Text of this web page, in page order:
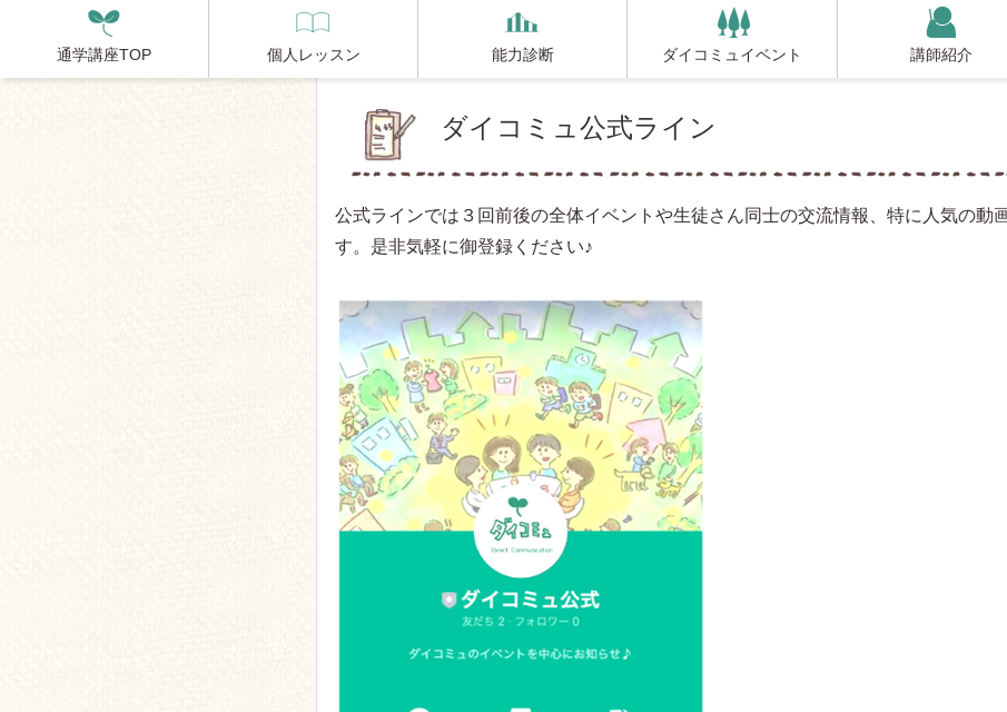
通学講座TOP 個人レッスン 能力診断 ダイコミュイベント 講師紹介
ダイコミュ公式ライン
公式ラインでは３回前後の全体イベントや生徒さん同士の交流情報、特に人気の動
す。是非気軽に御登録ください♪